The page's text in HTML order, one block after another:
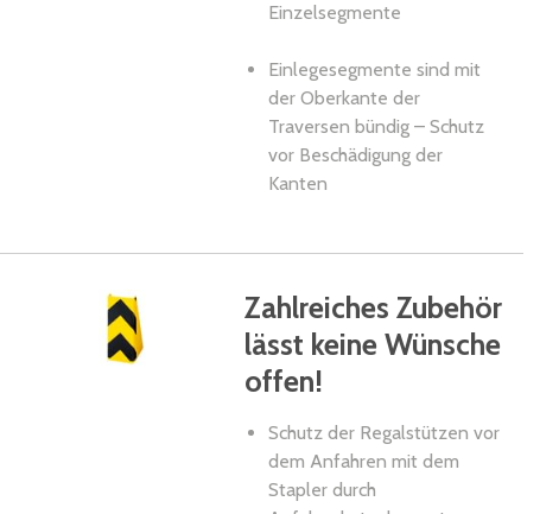
Einzelsegmente
Einlegesegmente sind mit
der Oberkante der
Traversen bündig – Schutz
vor Beschädigung der
Kanten
Zahlreiches Zubehör
lässt keine Wünsche
offen!
Schutz der Regalstützen vor
dem Anfahren mit dem
Stapler durch